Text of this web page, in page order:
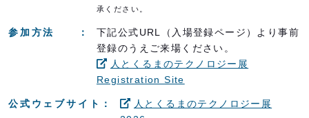
承ください。
参加方法
下記公式URL（入場登録ページ）より事前
登録のうえご来場ください。
人とくるまのテクノロジー展
Registration Site
公式ウェブサイト
人とくるまのテクノロジー展